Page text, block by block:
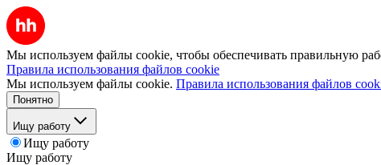
Мы используем файлы cookie, чтобы обеспечивать правильную
Правила использования файлов cookie
Мы используем файлы cookie. Правила использования файлов
Понятно
Ищу работу
Ищу работу
Ищу работу